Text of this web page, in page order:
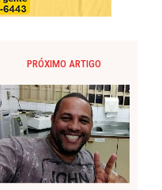
PRÓXIMO ARTIGO